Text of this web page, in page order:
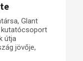
Glant
kutatócsoport
útja
jövője,